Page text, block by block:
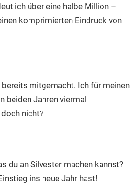
über eine halbe Million –
komprimierten Eindruck von
bereits mitgemacht. Ich für meinen
beiden Jahren viermal
nicht?
du an Silvester machen kannst?
ins neue Jahr hast!